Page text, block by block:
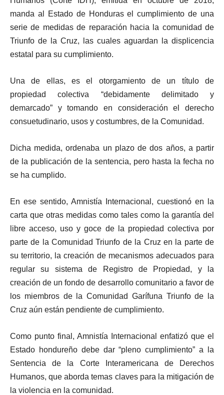
manda al Estado de Honduras el cumplimiento de una
serie de medidas de reparación hacia la comunidad de
Triunfo de la Cruz, las cuales aguardan la displicencia
estatal para su cumplimiento.
Una de ellas, es el otorgamiento de un título de
propiedad colectiva “debidamente delimitado y
demarcado” y tomando en consideración el derecho
consuetudinario, usos y costumbres, de la Comunidad.
Dicha medida, ordenaba un plazo de dos años, a partir
de la publicación de la sentencia, pero hasta la fecha no
se ha cumplido.
En ese sentido, Amnistía Internacional, cuestionó en la
carta que otras medidas como tales como la garantía del
libre acceso, uso y goce de la propiedad colectiva por
parte de la Comunidad Triunfo de la Cruz en la parte de
su territorio, la creación de mecanismos adecuados para
regular su sistema de Registro de Propiedad, y la
creación de un fondo de desarrollo comunitario a favor de
los miembros de la Comunidad Garífuna Triunfo de la
Cruz aún están pendiente de cumplimiento.
Como punto final, Amnistía Internacional enfatizó que el
Estado hondureño debe dar “pleno cumplimiento” a la
Sentencia de la Corte Interamericana de Derechos
Humanos, que aborda temas claves para la mitigación de
la violencia en la comunidad.